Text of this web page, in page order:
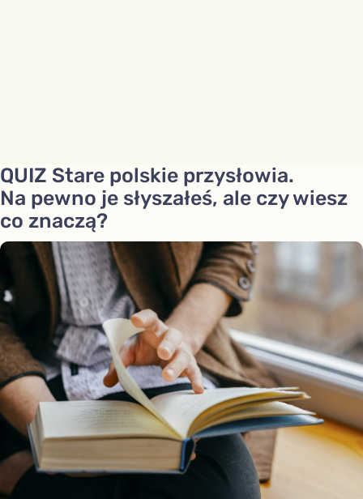
QUIZ Stare polskie przysłowia.
Na pewno je słyszałeś, ale czy wiesz
co znaczą?